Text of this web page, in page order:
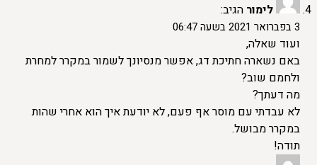
לימור הגיב:
3 בפברואר 2021 בשעה 06:47
ועוד שאלה,
באם נשארה חתיכת דג, אפשר מנסיונך לשמור במקרר למחרת
ולחמם שוב?
מה דעתך?
לא עבדתי עם מוסר אף פעם, לא יודעת איך הוא אחרי שהות
במקרר מבושל.
תודה!